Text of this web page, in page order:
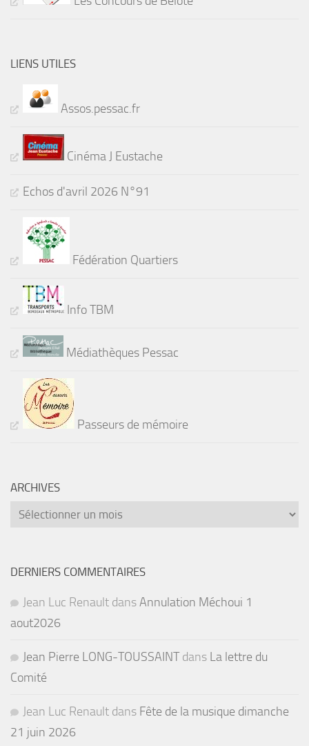
LIENS UTILES
Assos.pessac.fr
Cinéma J Eustache
Echos d'avril 2026 N°91
Fédération Quartiers
Info TBM
Médiathèques Pessac
Passeurs de mémoire
ARCHIVES
Archives
DERNIERS COMMENTAIRES
Jean Luc Renault dansAnnulation Méchoui 1
aout2026
Jean Pierre LONG-TOUSSAINTdans La lettre du
Comité
Jean Luc Renault dans Fête de la musique dimanche
21 juin 2026